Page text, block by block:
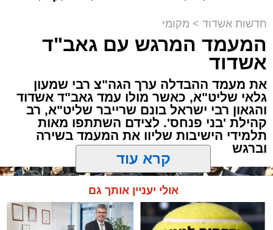
תגים:אשדוד , חסימות תנועה
לקראת קיום פסטיבל "חלון לים התיכון" שיתקיים
לידו, משטרת אשדוד ועיריית אשדוד נערכות
בהיערכות מיוחדת ותיפעול צירי התנועה באזור.
בשל האירוע הצפוי, יחולו שינויים והגבלות תנועה
באזור חוף לידו, הטיילת וסביבת מתחם
הפסטיבל.
להלן פירוט חסימות הצירים ומוקדי ההכוונות:
שדרות משה דיין– חסימות והכוונת תנועה
חדשות אשדוד > מקומי
המעמד המרגש עם גאב"ד
אשדוד
את מעמד ההבדלה ערך הגה"צ רבי שמעון
גלאי שליט"א, כאשר מולו עמד גאב"ד אשדוד
והגאון רבי ישראל בונם שרייבר שליט"א, רב
קהילת 'בני פנחס'. לצידם השתתפו מאות
תלמידי הישיבות שליוו את המעמד בשירה
וברגש
קרא עוד
אולי יעניין אותך גם